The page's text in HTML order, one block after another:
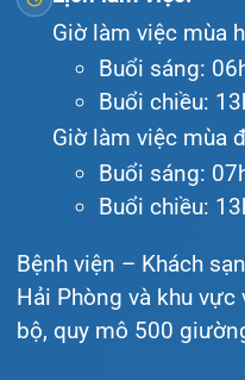
Tin tức
© Bệnh viện đa khoa Quốc
rights